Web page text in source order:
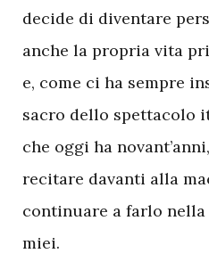
decide di diventare
anche la propria vita
e, come ci ha sempre
sacro dello spettacolo
che oggi ha
recitare davanti alla
continuare a farlo
miei.